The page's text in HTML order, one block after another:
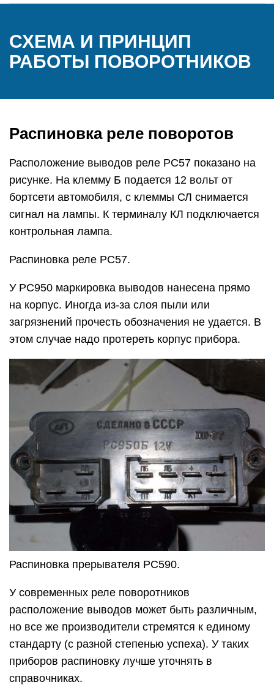
СХЕМА И ПРИНЦИП
РАБОТЫ ПОВОРОТНИКОВ
Распиновка реле поворотов
Расположение выводов реле РС57 показано на
рисунке. На клемму Б подается 12 вольт от
бортсети автомобиля, с клеммы СЛ снимается
сигнал на лампы. К терминалу КЛ подключается
контрольная лампа.
Распиновка реле РС57.
У РС950 маркировка выводов нанесена прямо
на корпус. Иногда из-за слоя пыли или
загрязнений прочесть обозначения не удается. В
этом случае надо протереть корпус прибора.
Распиновка прерывателя РС590.
У современных реле поворотников
расположение выводов может быть различным,
но все же производители стремятся к единому
стандарту (с разной степенью успеха). У таких
приборов распиновку лучше уточнять в
справочниках.